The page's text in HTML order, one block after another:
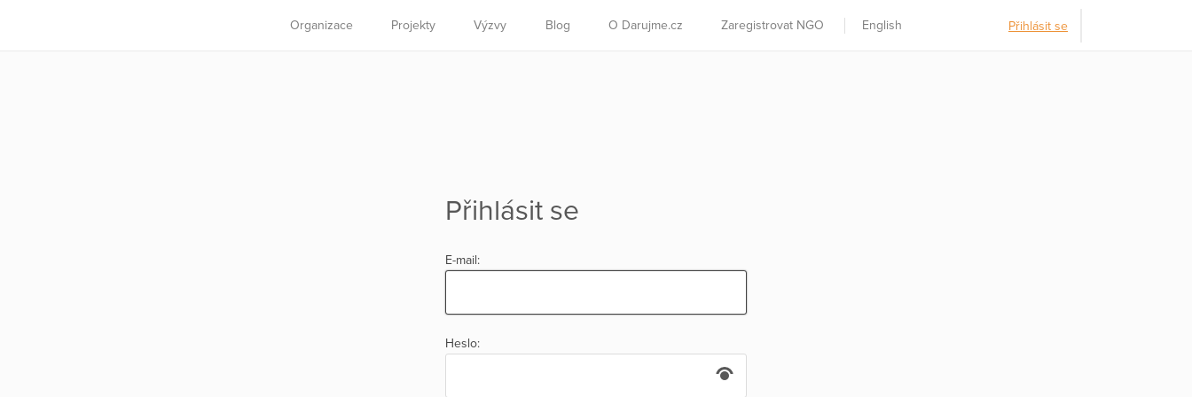
Organizace Projekty Výzvy Blog O Darujme.cz Zaregistrovat NGO English Přihlásit se
Přihlásit se
E-mail:
Heslo: